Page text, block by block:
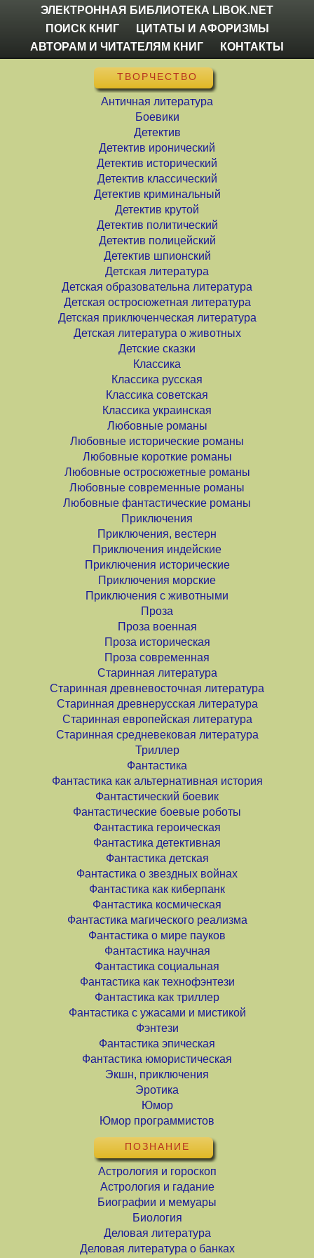
ЭЛЕКТРОННАЯ БИБЛИОТЕКА LIBOK.NET
ПОИСК КНИГ
ЦИТАТЫ И АФОРИЗМЫ
АВТОРАМ И ЧИТАТЕЛЯМ КНИГ
КОНТАКТЫ
ТВОРЧЕСТВО
Античная литература
Боевики
Детектив
Детектив иронический
Детектив исторический
Детектив классический
Детектив криминальный
Детектив крутой
Детектив политический
Детектив полицейский
Детектив шпионский
Детская литература
Детская образовательна литература
Детская остросюжетная литература
Детская приключенческая литература
Детская литература о животных
Детские сказки
Классика
Классика русская
Классика советская
Классика украинская
Любовные романы
Любовные исторические романы
Любовные короткие романы
Любовные остросюжетные романы
Любовные современные романы
Любовные фантастические романы
Приключения
Приключения, вестерн
Приключения индейские
Приключения исторические
Приключения морские
Приключения с животными
Проза
Проза военная
Проза историческая
Проза современная
Старинная литература
Старинная древневосточная литература
Старинная древнерусская литература
Старинная европейская литература
Старинная средневековая литература
Триллер
Фантастика
Фантастика как альтернативная история
Фантастический боевик
Фантастические боевые роботы
Фантастика героическая
Фантастика детективная
Фантастика детская
Фантастика о звездных войнах
Фантастика как киберпанк
Фантастика космическая
Фантастика магического реализма
Фантастика о мире пауков
Фантастика научная
Фантастика социальная
Фантастика как технофэнтези
Фантастика как триллер
Фантастика с ужасами и мистикой
Фэнтези
Фантастика эпическая
Фантастика юмористическая
Экшн, приключения
Эротика
Юмор
Юмор программистов
ПОЗНАНИЕ
Астрология и гороскоп
Астрология и гадание
Биографии и мемуары
Биология
Деловая литература
Деловая литература о банках